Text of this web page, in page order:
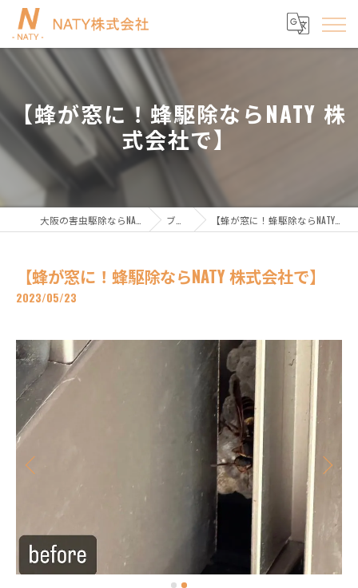
【蜂が窓に！蜂駆除ならNATY 株
式会社で】
ブログ 【蜂が窓に！蜂駆除ならNATY 株式会社で】
【蜂が窓に！蜂駆除ならNATY 株式会社で】
2023/05/23